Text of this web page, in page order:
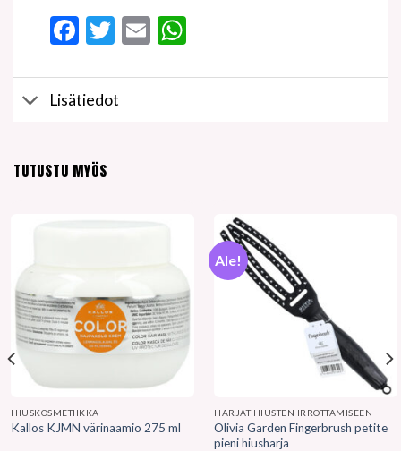
Facebook
Twitter
EmailWhatsApp
Lisätiedot
TUTUSTU MYÖS
HIUSKOSMETIIKKA
Kallos KJMN värinaamio 275 ml
Ale!
HARJAT HIUSTEN IRROTTAMISEEN
Olivia Garden Fingerbrush petite
pieni hiusharja